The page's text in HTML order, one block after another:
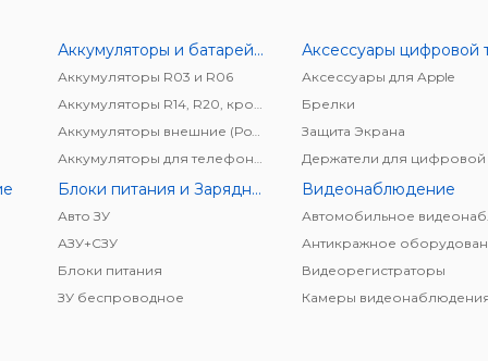
Аккумуляторы и батарейки
Аккумуляторы R03 и R06
Аксессуары для Apple
Брелки
Защита Экрана
Блоки питания и Зарядные устройства
Авто ЗУ
АЗУ+CЗУ
Блоки питания
ЗУ беспроводное
Видеонаблюдение
Антикражное
Видеорегистраторы
Камеры